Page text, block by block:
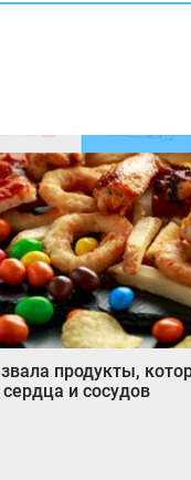
продукты,
и сосудов